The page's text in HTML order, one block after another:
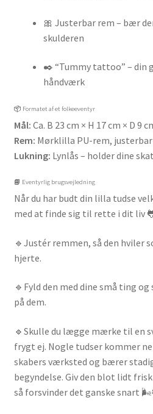
🎀 Justerbar rem – bær
skulderen
✒️ “Tummy tattoo” – din
håndværk
📦 Formatet af et folkeeventyr
Mål: Ca. B 23 cm × H 17 cm × D 9
Rem: Mørklilla PU-rem,
Lukning: Lynlås – holder dine
📘 Eventyrlig brugsvejledning
Når du har budt din lilla tudse
med at finde sig til rette i dit liv
🔹Justér remmen, så den hviler
hjerte.
🔹Fyld den med dine små ting
på dem.
🔹Skulle du lægge mærke til en
frygt ej. Nogle tudser kommer
skabers værksted og bærer
begyndelse. Giv den blot lidt
så forsvinder det ganske snart